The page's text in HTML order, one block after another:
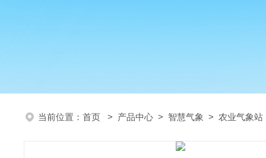
当前位置： 首页 > 产品中心 > 智慧气象 > 农业气象站